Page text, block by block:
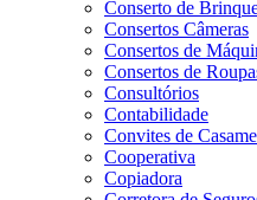
Conserto de
Consertos Câmeras
Consertos de
Consertos de
Consultórios
Contabilidade
Convites de
Cooperativa
Copiadora